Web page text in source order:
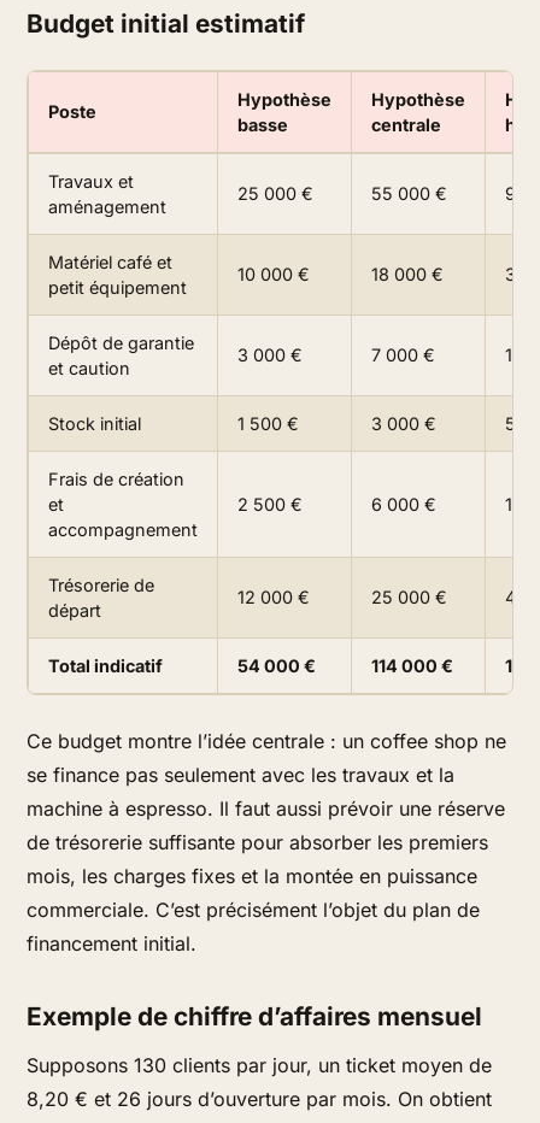
Budget initial estimatif
Poste
Hypothèse
basse
Hypothèse
centrale
Travaux et
aménagement
25 000 € 55 000 € 95
Matériel café et
petit équipement
10 000 € 18 000 € 30
Dépôt de garantie
et caution
3 000 € 7 000 € 12
Stock initial 1 500 € 3 000 € 5
Frais de création
et
accompagnement
2 500 € 6 000 € 10
Trésorerie de
départ
12 000 € 25 000 € 40
Total indicatif 54 000 € 114 000 €
Ce budget montre l’idée centrale : un coffee shop ne
se finance pas seulement avec les travaux et la
machine à espresso. Il faut aussi prévoir une réserve
de trésorerie suffisante pour absorber les premiers
mois, les charges fixes et la montée en puissance
commerciale. C’est précisément l’objet du plan de
financement initial.
Exemple de chiffre d’affaires mensuel
Supposons 130 clients par jour, un ticket moyen de
8,20 € et 26 jours d’ouverture par mois. On obtient